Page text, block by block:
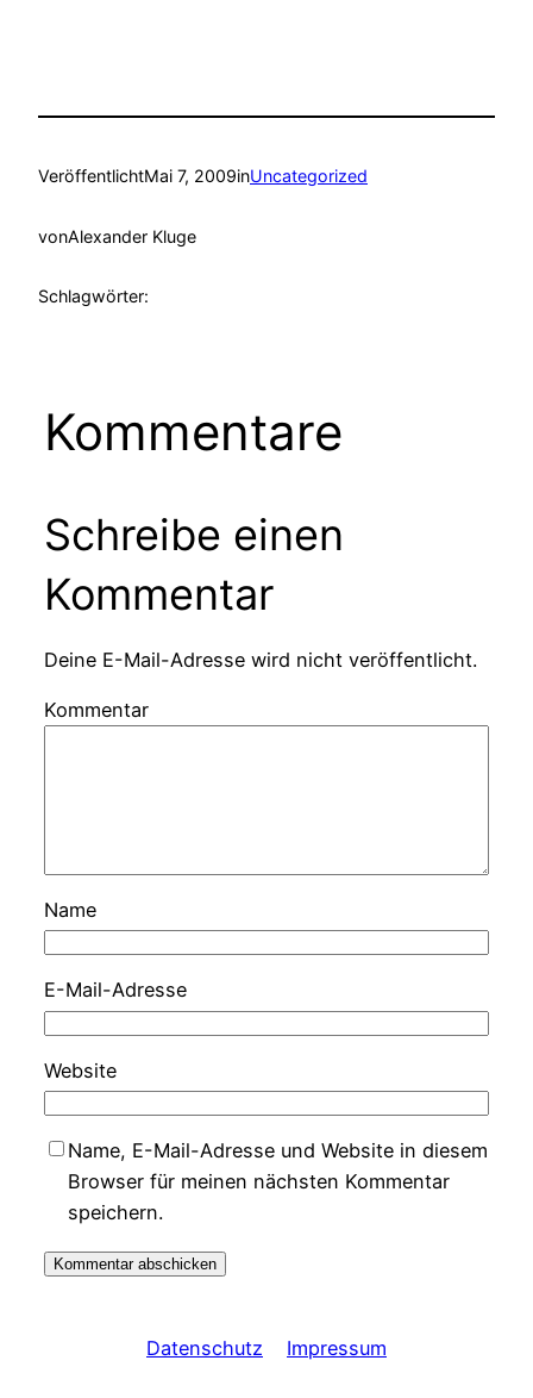
VeröffentlichtMai 7, 2009inUncategorized
vonAlexander Kluge
Schlagwörter:
Kommentare
Schreibe einen
Kommentar
Deine E-Mail-Adresse wird nicht veröffentlicht.
Kommentar
Name
E-Mail-Adresse
Website
Name, E-Mail-Adresse und Website in diesem
Browser für meinen nächsten Kommentar
speichern.
Datenschutz Impressum